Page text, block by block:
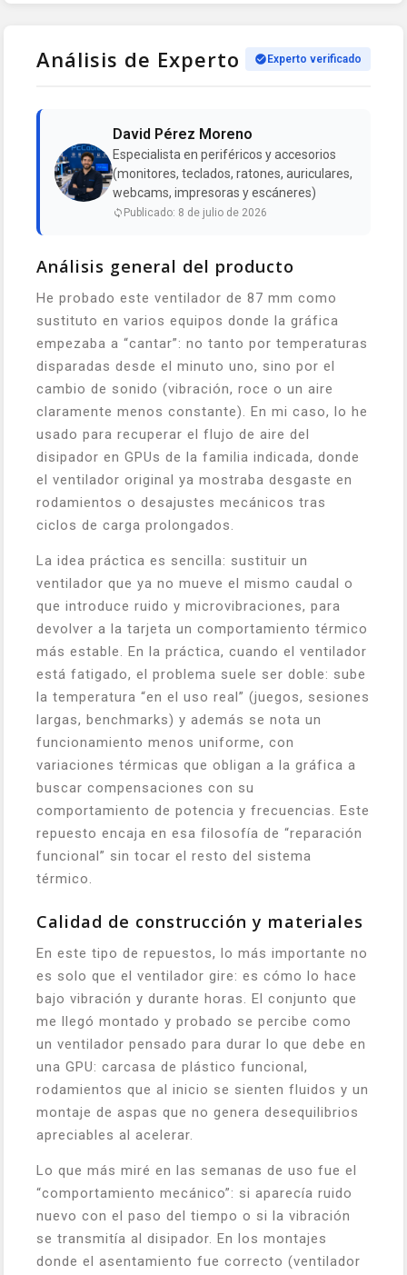
Análisis de Experto Experto verificado
David Pérez Moreno
Especialista en periféricos y accesorios
(monitores, teclados, ratones, auriculares,
webcams, impresoras y escáneres)
Publicado: 8 de julio de 2026
Análisis general del producto
He probado este ventilador de 87 mm como
sustituto en varios equipos donde la gráfica
empezaba a “cantar”: no tanto por temperaturas
disparadas desde el minuto uno, sino por el
cambio de sonido (vibración, roce o un aire
claramente menos constante). En mi caso, lo he
usado para recuperar el flujo de aire del
disipador en GPUs de la familia indicada, donde
el ventilador original ya mostraba desgaste en
rodamientos o desajustes mecánicos tras
ciclos de carga prolongados.
La idea práctica es sencilla: sustituir un
ventilador que ya no mueve el mismo caudal o
que introduce ruido y microvibraciones, para
devolver a la tarjeta un comportamiento térmico
más estable. En la práctica, cuando el ventilador
está fatigado, el problema suele ser doble: sube
la temperatura “en el uso real” (juegos, sesiones
largas, benchmarks) y además se nota un
funcionamiento menos uniforme, con
variaciones térmicas que obligan a la gráfica a
buscar compensaciones con su
comportamiento de potencia y frecuencias. Este
repuesto encaja en esa filosofía de “reparación
funcional” sin tocar el resto del sistema
térmico.
Calidad de construcción y materiales
En este tipo de repuestos, lo más importante no
es solo que el ventilador gire: es cómo lo hace
bajo vibración y durante horas. El conjunto que
me llegó montado y probado se percibe como
un ventilador pensado para durar lo que debe en
una GPU: carcasa de plástico funcional,
rodamientos que al inicio se sienten fluidos y un
montaje de aspas que no genera desequilibrios
apreciables al acelerar.
Lo que más miré en las semanas de uso fue el
“comportamiento mecánico”: si aparecía ruido
nuevo con el paso del tiempo o si la vibración
se transmitía al disipador. En los montajes
donde el asentamiento fue correcto (ventilador